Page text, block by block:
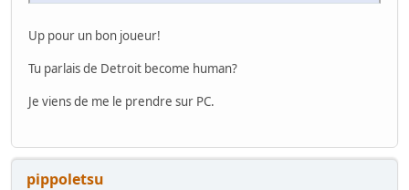
Up pour un bon joueur!
Tu parlais de Detroit become human?
Je viens de me le prendre sur PC.
pippoletsu